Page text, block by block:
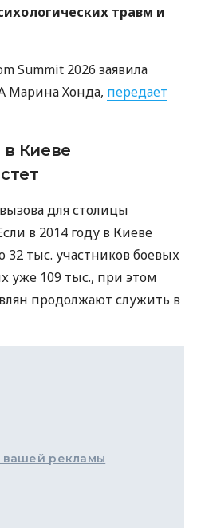
травм и
Summit 2026 заявила
Марина Хонда, передает
Киеве
для столицы
в 2014 году в Киеве
тыс. участников боевых
уже 109 тыс., при этом
продолжают служить в
вашей рекламы